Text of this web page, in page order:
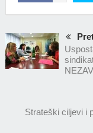
Strateški ciljevi i